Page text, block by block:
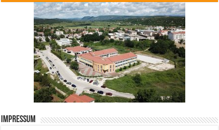
Impressum